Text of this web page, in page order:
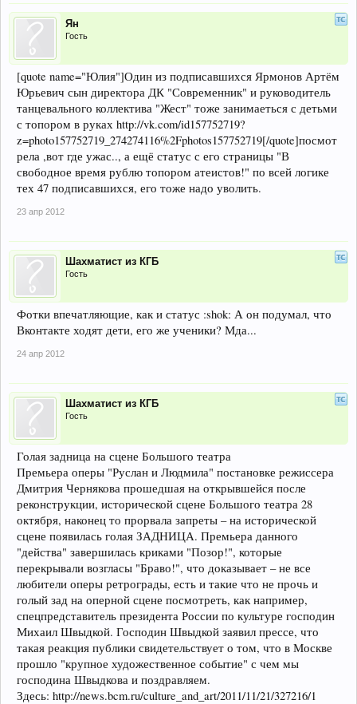
Ян
Гость
[quote name="Юлия"]Один из подписавшихся Ярмонов Артём
Юрьевич сын директора ДК "Современник" и руководитель
танцевального коллектива "Жест" тоже занимаеться с детьми
с топором в руках http://vk.com/id157752719?
z=photo157752719_274274116%2Fphotos157752719[/quote]посмот
рела ,вот где ужас.., а ещё статус с его страницы "В
свободное время рублю топором атеистов!" по всей логике
тех 47 подписавшихся, его тоже надо уволить.
23 апр 2012
Шахматист из КГБ
Гость
Фотки впечатляющие, как и статус :shok: А он подумал, что
Вконтакте ходят дети, его же ученики? Мда...
24 апр 2012
Шахматист из КГБ
Гость
Голая задница на сцене Большого театра
Премьера оперы "Руслан и Людмила" постановке режиссера
Дмитрия Чернякова прошедшая на открывшейся после
реконструкции, исторической сцене Большого театра 28
октября, наконец то прорвала запреты – на исторической
сцене появилась голая ЗАДНИЦА. Премьера данного
"действа" завершилась криками "Позор!", которые
перекрывали возгласы "Браво!", что доказывает – не все
любители оперы ретрограды, есть и такие что не прочь и
голый зад на оперной сцене посмотреть, как например,
спецпредставитель президента России по культуре господин
Михаил Швыдкой. Господин Швыдкой заявил прессе, что
такая реакция публики свидетельствует о том, что в Москве
прошло "крупное художественное событие" с чем мы
господина Швыдкова и поздравляем.
Здесь: http://news.bcm.ru/culture_and_art/2011/11/21/327216/1